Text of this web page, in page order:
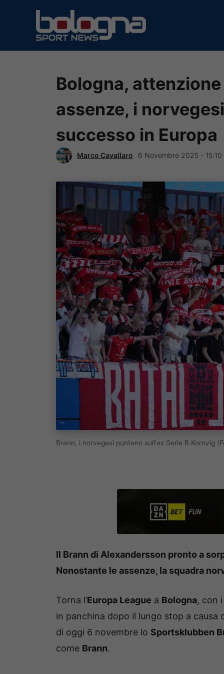
contenuto
Bologna,
assenze, i
successo in Europa
Marco Cavallaro 6 Novembre 2025 - 15:10
Brann, i norvegesi puntano sull'ex Serie B Kornvig
Il Brann di Alexandersson pronto a
Nonostante le assenze, la squadra
Torna l’Europa League a Bologna, con
in panchina dopo il lungo stop a causa
di oggi 6 novembre lo Sportsklubben
come Brann.